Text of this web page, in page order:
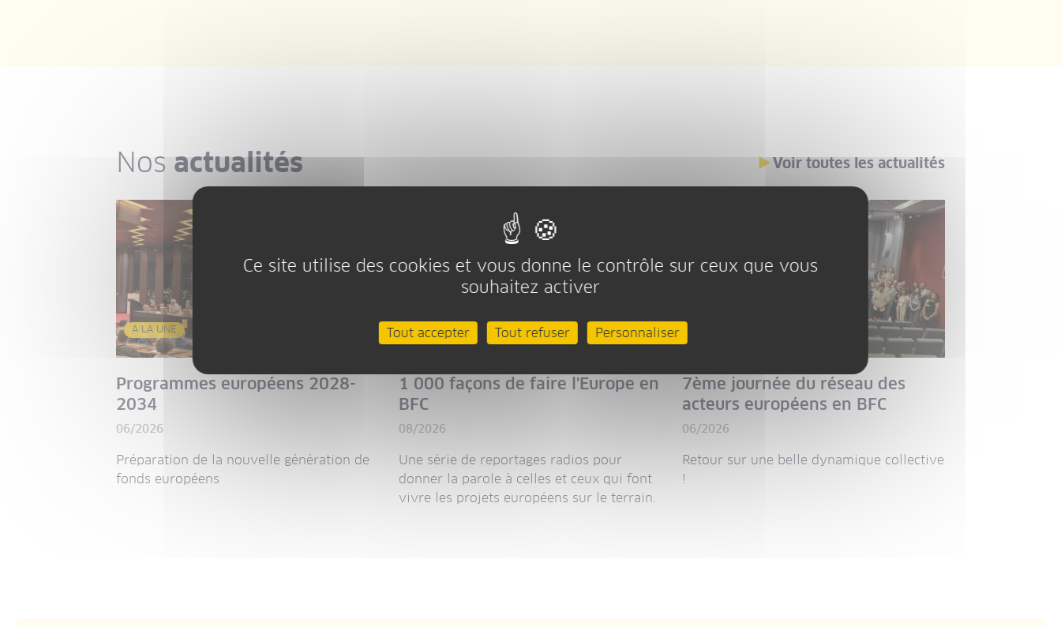
Nos actualités Voir toutes les actualités
A LA UNE
Programmes européens 2028-
2034
06/2026
Préparation de la nouvelle génération de
fonds européens
A LA UNE
1 000 façons de faire l'Europe en
BFC
08/2026
Une série de reportages radios pour
donner la parole à celles et ceux qui font
vivre les projets européens sur le terrain.
7ème journée du réseau des
acteurs européens en BFC
06/2026
Retour sur une belle dynamique collective
!
Ce site utilise des cookies et vous donne le contrôle sur ceux que vous
souhaitez activer
Tout accepter Tout refuser Personnaliser